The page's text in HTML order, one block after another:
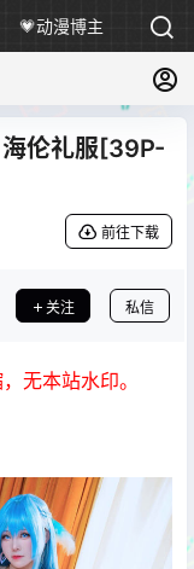
💗动漫博主
伦礼服[39P-
前往下载
关注 私信
无本站水印。